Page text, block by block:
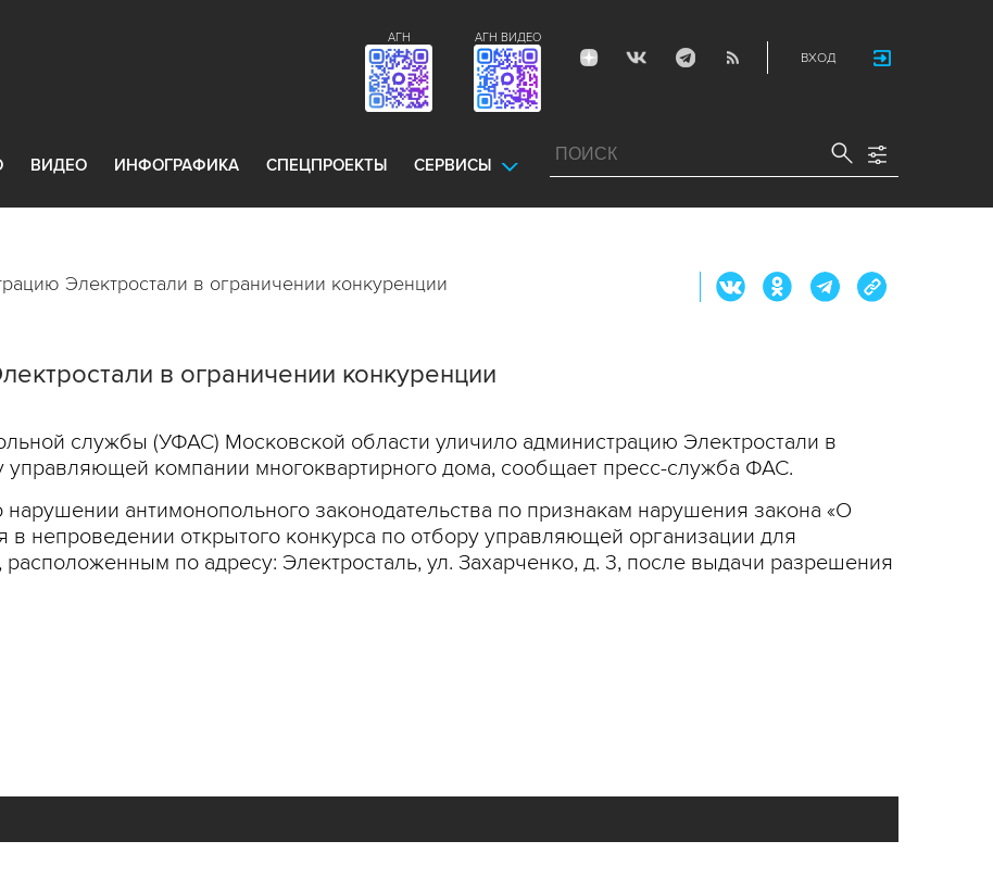
ВХОД
АГН ВИДЕО
АГН
ВИДЕО ИНФОГРАФИКА СПЕЦПРОЕКТЫ СЕРВИСЫ
Электростали в ограничении конкуренции
в ограничении конкуренции
службы (УФАС) Московской области уличило администрацию Электростали в
управляющей компании многоквартирного дома, сообщает пресс-служба ФАС.
антимонопольного законодательства по признакам нарушения закона «О
непроведении открытого конкурса по отбору управляющей организации для
по адресу: Электросталь, ул. Захарченко, д. 3, после выдачи разрешения